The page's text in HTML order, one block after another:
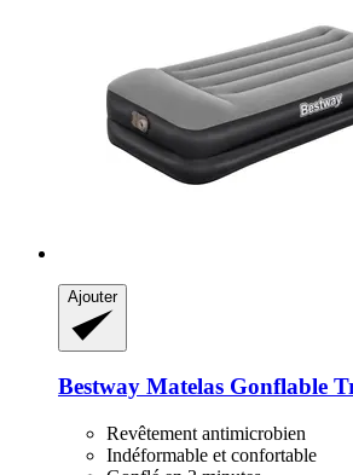
Ajouter
Bestway Matelas Gonflable
Revêtement antimicrobien
Indéformable et confortable